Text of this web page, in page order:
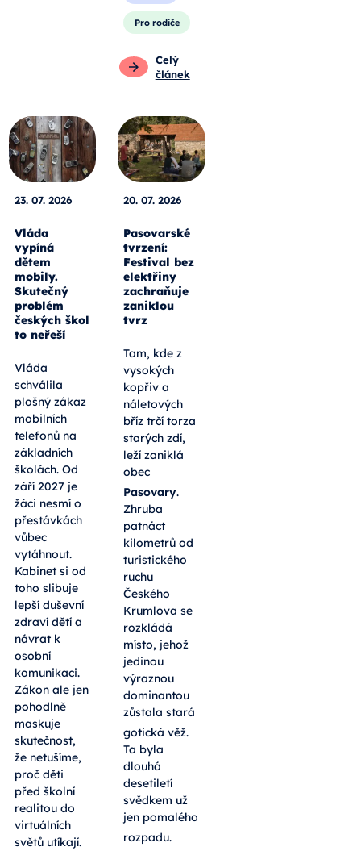
Pro rodiče
Celý
článek
23. 07. 2026
Vláda
vypíná
dětem
mobily.
Skutečný
problém
českých škol
to neřeší
Vláda
schválila
plošný zákaz
mobilních
telefonů na
základních
školách. Od
září 2027 je
žáci nesmí o
přestávkách
vůbec
vytáhnout.
Kabinet si od
toho slibuje
lepší duševní
zdraví dětí a
návrat k
osobní
komunikaci.
Zákon ale jen
pohodlně
maskuje
skutečnost,
že netušíme,
proč děti
před školní
realitou do
virtuálních
světů utíkají.
20. 07. 2026
Pasovarské
tvrzení:
Festival bez
elektřiny
zachraňuje
zaniklou
tvrz
Tam, kde z
vysokých
kopřiv a
náletových
bříz trčí torza
starých zdí,
leží zaniklá
obec
Pasovary.
Zhruba
patnáct
kilometrů od
turistického
ruchu
Českého
Krumlova se
rozkládá
místo, jehož
jedinou
výraznou
dominantou
zůstala stará
gotická věž.
Ta byla
dlouhá
desetiletí
svědkem už
jen pomalého
rozpadu.